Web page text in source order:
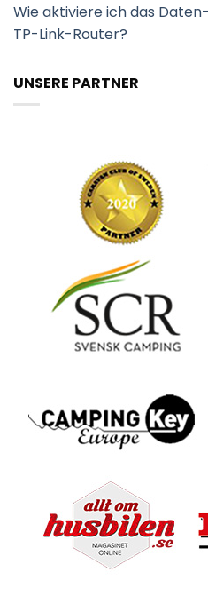
Wie aktiviere ich das
TP-Link-Router?
UNSERE PARTNER